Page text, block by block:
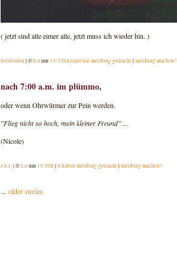
( jetzt sind alle eimer alle, jetzt muss ich wieder hin. )
netzboden | ©Lu um 13:33h |einer hat meldung gemacht|meldung machen?
nach 7:00 a.m. im plümmo,
oder wenn Ohrwürmer zur Pein werden.
"Flieg nicht so hoch, mein kleiner Freund" ...
(Nicole)
s.o.s.| ©Lu um 13:30h |8 haben meldung gemacht|meldung machen?
... older stories